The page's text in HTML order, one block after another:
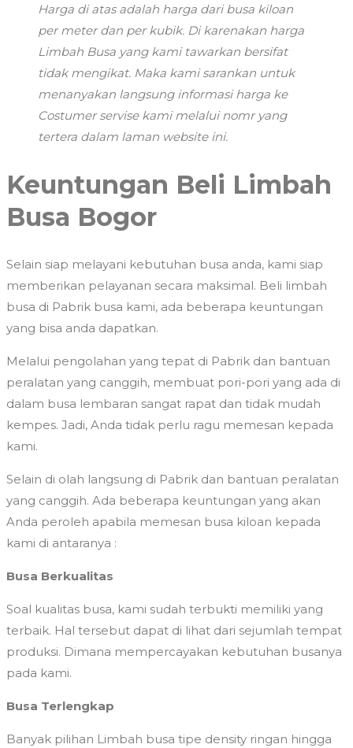
Harga di atas adalah harga dari busa kiloan
per meter dan per kubik. Di karenakan harga
Limbah Busa yang kami tawarkan bersifat
tidak mengikat. Maka kami sarankan untuk
menanyakan langsung informasi harga ke
Costumer servise kami melalui nomr yang
tertera dalam laman website ini.
Keuntungan Beli Limbah
Busa Bogor
Selain siap melayani kebutuhan busa anda, kami siap
memberikan pelayanan secara maksimal. Beli limbah
busa di Pabrik busa kami, ada beberapa keuntungan
yang bisa anda dapatkan.
Melalui pengolahan yang tepat di Pabrik dan bantuan
peralatan yang canggih, membuat pori-pori yang ada di
dalam busa lembaran sangat rapat dan tidak mudah
kempes. Jadi, Anda tidak perlu ragu memesan kepada
kami.
Selain di olah langsung di Pabrik dan bantuan peralatan
yang canggih. Ada beberapa keuntungan yang akan
Anda peroleh apabila memesan busa kiloan kepada
kami di antaranya :
Busa Berkualitas
Soal kualitas busa, kami sudah terbukti memiliki yang
terbaik. Hal tersebut dapat di lihat dari sejumlah tempat
produksi. Dimana mempercayakan kebutuhan busanya
pada kami.
Busa Terlengkap
Banyak pilihan Limbah busa tipe density ringan hingga